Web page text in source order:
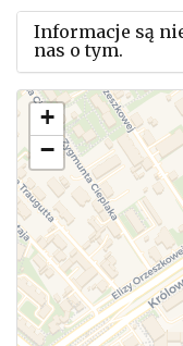
Informacje są
nas o tym.
Użyj tego
zmianach w
+
−